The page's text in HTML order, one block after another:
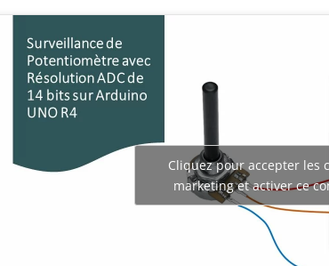
Cliquez pour accepter les
marketing et activer ce